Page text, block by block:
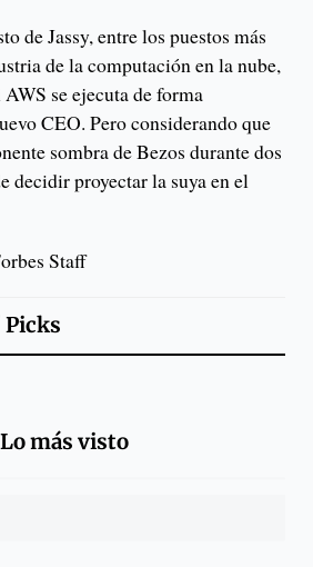
de Jassy, ​​entre los puestos más
de la computación en la nube,
se ejecuta de forma
CEO. Pero considerando que
sombra de Bezos durante dos
decidir proyectar la suya en el
Staff
Lo más visto